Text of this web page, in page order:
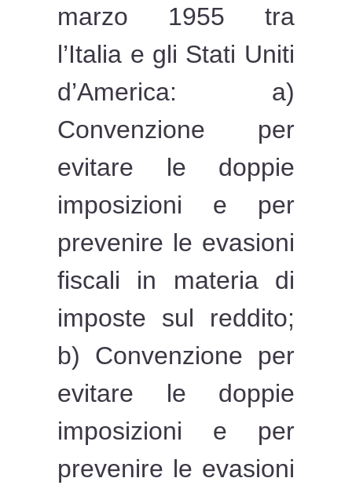
marzo 1955 tra
l’Italia e gli Stati Uniti
d’America: a)
Convenzione per
evitare le doppie
imposizioni e per
prevenire le evasioni
fiscali in materia di
imposte sul reddito;
b) Convenzione per
evitare le doppie
imposizioni e per
prevenire le evasioni